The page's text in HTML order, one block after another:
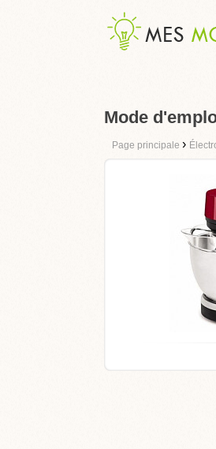
Mode
Page principale ›